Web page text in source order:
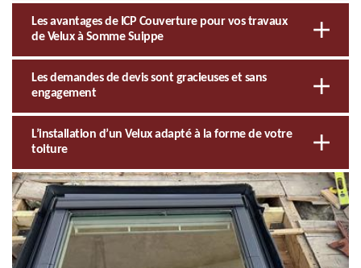
Les avantages de ICP Couverture pour vos travaux
de Velux à Somme Suippe
Les demandes de devis sont gracieuses et sans
engagement
L’installation d’un Velux adapté à la forme de votre
toiture